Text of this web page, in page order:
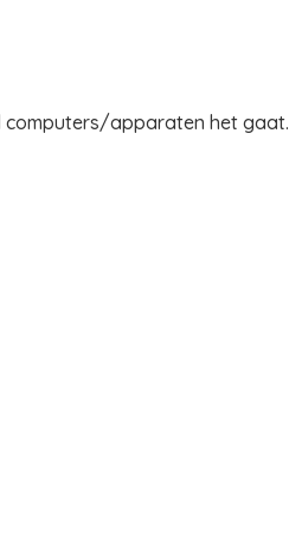
computers/apparaten het gaat.